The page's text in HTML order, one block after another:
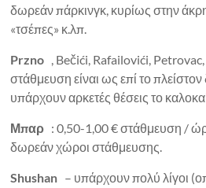
δωρεάν πάρκινγκ, κυρίως στην
«τσέπες» κ.λπ.
Przno , Bečići, Rafailovići,
στάθμευση είναι ως επί το
υπάρχουν αρκετές θέσεις το
Μπαρ : 0,50-1,00 € στάθμευση /
δωρεάν χώροι στάθμευσης.
Shushan – υπάρχουν πολύ λίγοι